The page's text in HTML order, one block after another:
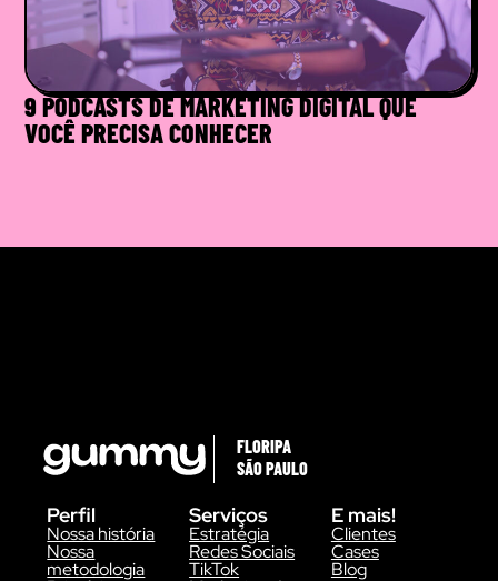
9 PODCASTS DE MARKETING DIGITAL QUE
VOCÊ PRECISA CONHECER
FLORIPA
SÃO PAULO
Perfil
Nossa história
Nossa
metodologia
Serviços
Estratégia
Redes Sociais
TikTok
E mais!
Clientes
Cases
Blog